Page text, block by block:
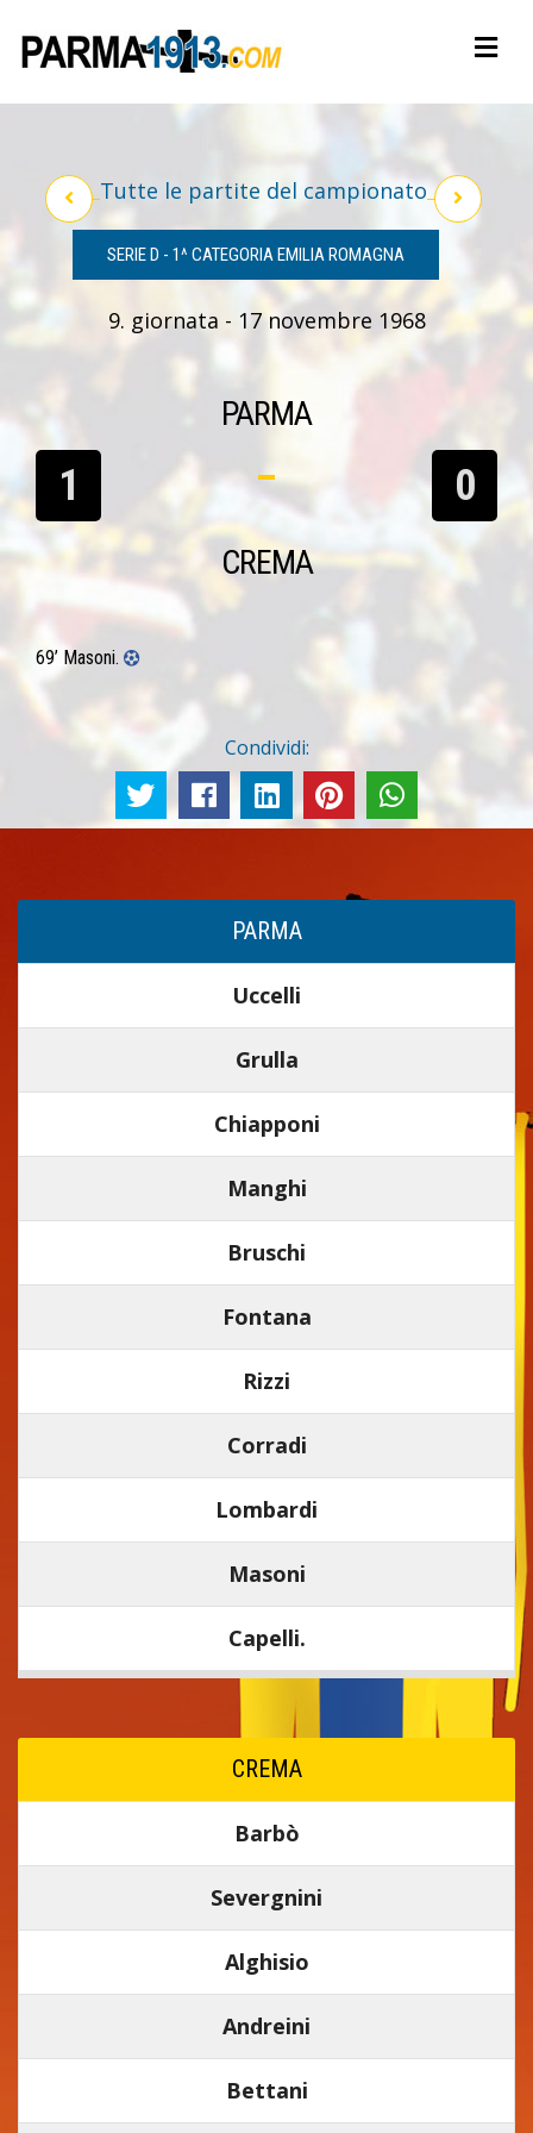
Tutte le partite del campionato
SERIE D - 1^ CATEGORIA EMILIA ROMAGNA
9. giornata - 17 novembre 1968
PARMA
1 0
CREMA
69’ Masoni.
Condividi:
PARMA
Uccelli
Grulla
Chiapponi
Manghi
Bruschi
Fontana
Rizzi
Corradi
Lombardi
Masoni
Capelli.
CREMA
Barbò
Severgnini
Alghisio
Andreini
Bettani